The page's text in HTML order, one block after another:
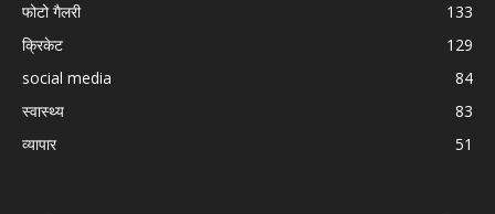
फोटो गैलरी
133
क्रिकेट
129
social media
84
स्वास्थ्य
83
व्यापार
51